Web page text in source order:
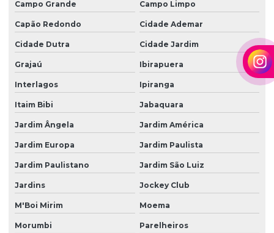
Campo Grande Campo Limpo
Capão Redondo Cidade Ademar
Cidade Dutra Cidade Jardim
Grajaú Ibirapuera
Interlagos Ipiranga
Itaim Bibi Jabaquara
Jardim Ângela Jardim América
Jardim Europa Jardim Paulista
Jardim Paulistano Jardim São Luiz
Jardins Jockey Club
M'Boi Mirim Moema
Morumbi Parelheiros